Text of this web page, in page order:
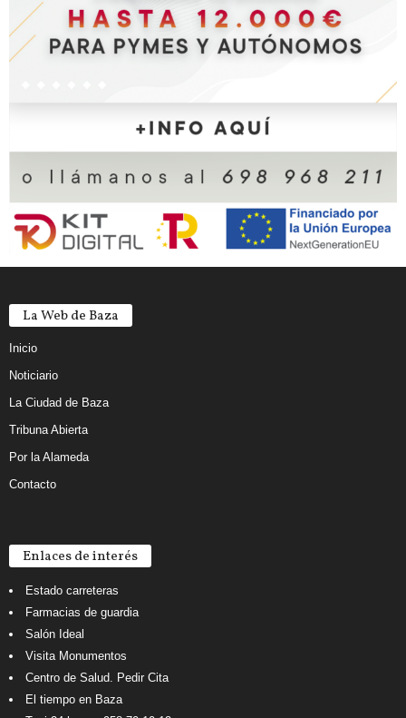
La Web de Baza
Inicio
Noticiario
La Ciudad de Baza
Tribuna Abierta
Por la Alameda
Contacto
Enlaces de interés
Estado carreteras
Farmacias de guardia
Salón Ideal
Visita Monumentos
Centro de Salud. Pedir Cita
El tiempo en Baza